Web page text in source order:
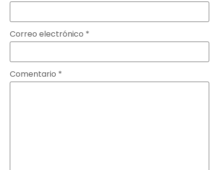
Correo electrónico *
Comentario *